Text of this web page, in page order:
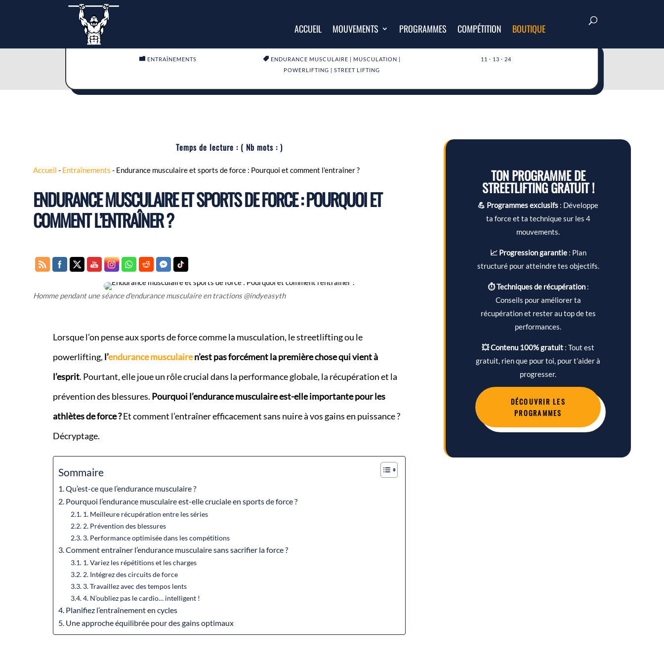
ACCUEIL MOUVEMENTS PROGRAMMES COMPÉTITION BOUTIQUE
 ENTRAÎNEMENTS  ENDURANCE MUSCULAIRE | MUSCULATION |
POWERLIFTING |STREET LIFTING
11 · 13 · 24
Temps de lecture : ( Nb mots :)
Accueil - Entraînements - Endurance musculaire et sports de force : Pourquoi et comment l’entraîner ?
ENDURANCE MUSCULAIRE ET SPORTS DE FORCE : POURQUOI ET
COMMENT L’ENTRAÎNER ?
Homme pendant une séance d'endurance musculaire en tractions @indyeasyth
Lorsque l’on pense aux sports de force comme la musculation, le streetlifting ou le
powerlifting, l’endurance musculairen’est pas forcément la première chose qui vient à
l’esprit. Pourtant, elle joue un rôle crucial dans la performance globale, la récupération et la
prévention des blessures. Pourquoi l’endurance musculaire est-elle importante pour les
athlètes de force ?Et comment l’entraîner efficacement sans nuire à vos gains en puissance ?
Décryptage.
Sommaire
Qu’est-ce que l’endurance musculaire ?
Pourquoi l’endurance musculaire est-elle cruciale en sports de force ?
1. Meilleure récupération entre les séries
2. Prévention des blessures
3. Performance optimisée dans les compétitions
Comment entraîner l’endurance musculaire sans sacrifier la force ?
1. Variez les répétitions et les charges
2. Intégrez des circuits de force
3. Travaillez avec des tempos lents
4. N’oubliez pas le cardio… intelligent !
Planifiez l’entraînement en cycles
Une approche équilibrée pour des gains optimaux
TON PROGRAMME DE
STREETLIFTING GRATUIT !
💪 Programmes exclusifs : Développe
ta force et ta technique sur les 4
mouvements.
📈 Progression garantie: Plan
structuré pour atteindre tes objectifs.
⏱ Techniques de récupération :
Conseils pour améliorer ta
récupération et rester au top de tes
performances.
💥 Contenu 100% gratuit : Tout est
gratuit, rien que pour toi, pour t’aider à
progresser.
DÉCOUVRIR LES
PROGRAMMES